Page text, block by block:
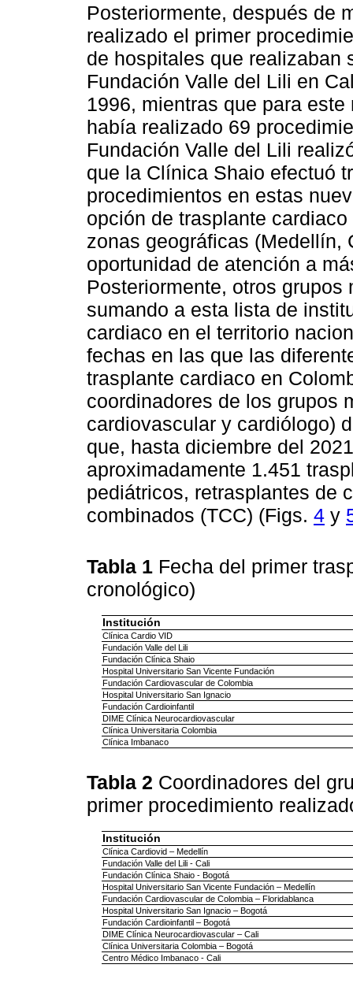
Posteriormente, después de
realizado el primer
de hospitales que realizaban
Fundación Valle del Lili en
1996, mientras que para
había realizado 69
Fundación Valle del Lili
que la Clínica Shaio efectuó
procedimientos en estas
opción de trasplante
zonas geográficas (Medellín,
oportunidad de atención a
Posteriormente, otros
sumando a esta lista de
cardiaco en el territorio
fechas en las que las
trasplante cardiaco en
coordinadores de los grupos
cardiovascular y cardiólogo)
que, hasta diciembre del
aproximadamente 1.451
pediátricos, retrasplantes de
combinados (TCC) (Figs. 4 y
Tabla 1 Fecha del primer
cronológico)
Institución
Clínica Cardio VID
Fundación Valle del Lili
Fundación Clínica Shaio
Hospital Universitario San Vicente Fundación
Fundación Cardiovascular de Colombia
Hospital Universitario San Ignacio
Fundación Cardioinfantil
DIME Clínica Neurocardiovascular
Clínica Universitaria Colombia
Clínica Imbanaco
Tabla 2 Coordinadores del
primer procedimiento
Institución
Clínica Cardiovid – Medellín
Fundación Valle del Lili - Cali
Fundación Clínica Shaio - Bogotá
Hospital Universitario San Vicente Fundación – Medellín
Fundación Cardiovascular de Colombia – Floridablanca
Hospital Universitario San Ignacio – Bogotá
Fundación Cardioinfantil – Bogotá
DIME Clínica Neurocardiovascular – Cali
Clínica Universitaria Colombia – Bogotá
Centro Médico Imbanaco - Cali